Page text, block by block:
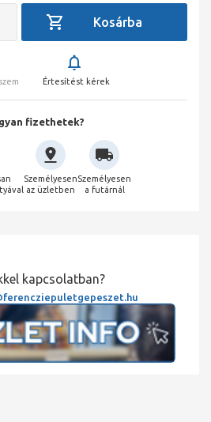
Értesítést kérek
fizethetek?
Személyesen
az üzletben
Személyesen
a futárnál
kapcsolatban?